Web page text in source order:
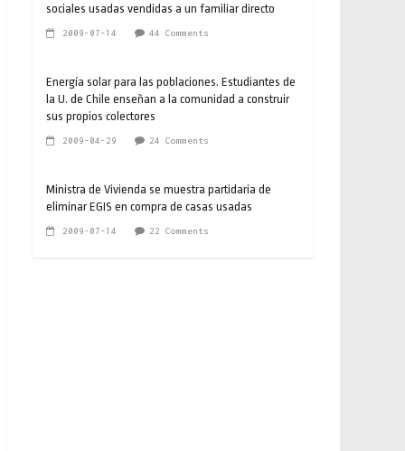
sociales usadas vendidas a un familiar directo
2009-07-14 44 Comments
Energía solar para las poblaciones. Estudiantes de
la U. de Chile enseñan a la comunidad a construir
sus propios colectores
2009-04-29 24 Comments
Ministra de Vivienda se muestra partidaria de
eliminar EGIS en compra de casas usadas
2009-07-14 22 Comments